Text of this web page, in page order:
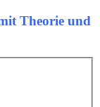
Theorie und